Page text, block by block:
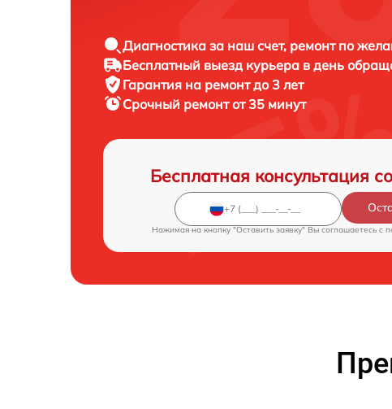
Диагностика за наш счет, ремонт по
Бесплатный выезд курьера в день
Гарантия на ремонт до 3 лет
Срочный ремонт от 35 минут
Бесплатная консультация
Нажимая на кнопку "Оставить заявку" Вы соглашаетесь c